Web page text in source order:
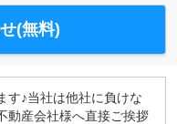
(無料)
す♪当社は他社に負けな
動産会社様へ直接ご挨拶